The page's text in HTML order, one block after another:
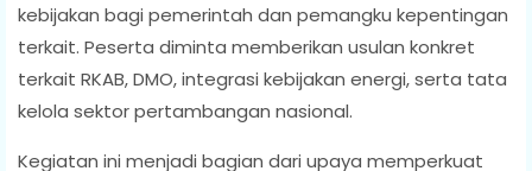
kebijakan bagi pemerintah dan pemangku kepentingan
terkait. Peserta diminta memberikan usulan konkret
terkait RKAB, DMO, integrasi kebijakan energi, serta tata
kelola sektor pertambangan nasional.
Kegiatan ini menjadi bagian dari upaya memperkuat